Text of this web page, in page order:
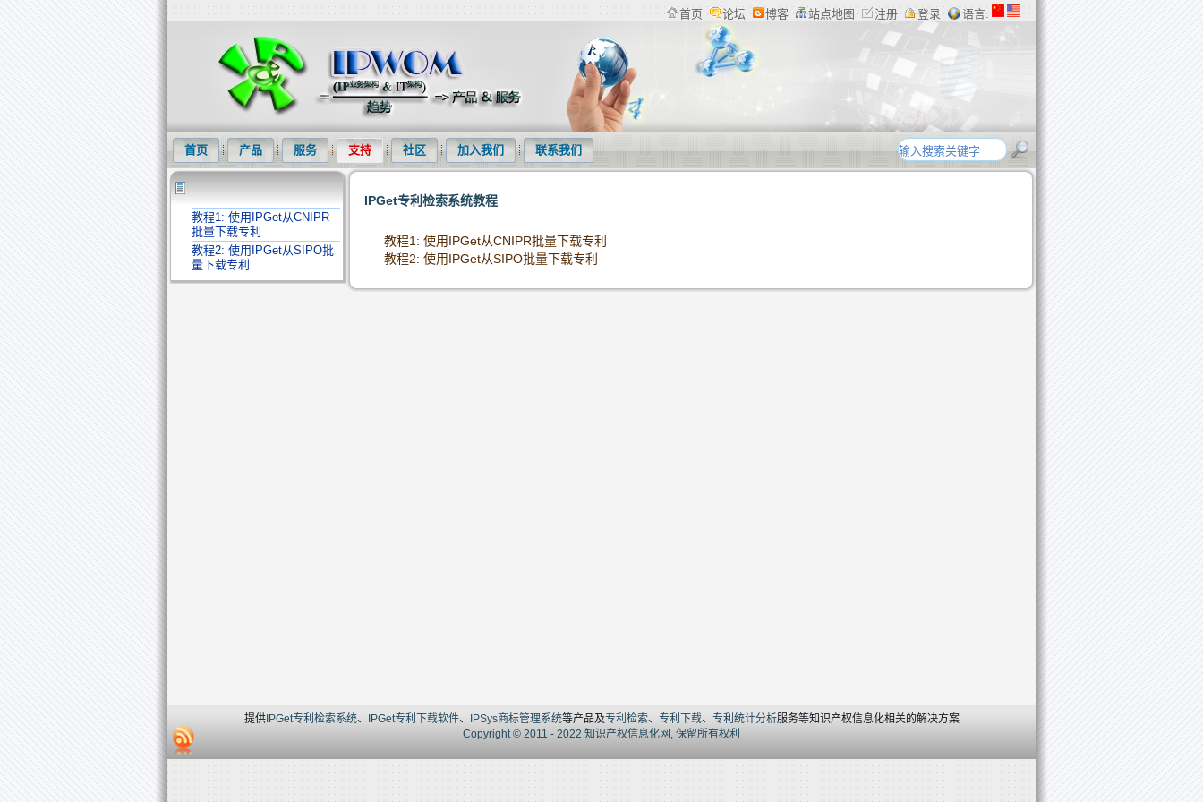
知识产权信息化网(IPWOM)提供专利检索系统、专利下载软件、商标管理系统等产品及专利统计分析等服务
首页 产品 服务 支持 社区 加入我们 联系我们
教程1: 使用IPGet从CNIPR
批量下载专利
教程2: 使用IPGet从SIPO批
量下载专利
IPGet专利检索系统教程
教程1: 使用IPGet从CNIPR批量下载专利
教程2: 使用IPGet从SIPO批量下载专利
提供IPGet专利检索系统、 IPGet专利下载软件、 IPSys商标管理系统等产品及专利检索、 专利下载、 专利统计分析服务等知识产权信息化相关的解决方案
Copyright © 2011 - 2022 知识产权信息化网, 保留所有权利
首页 论坛 博客 站点地图 注册 登录 语言: